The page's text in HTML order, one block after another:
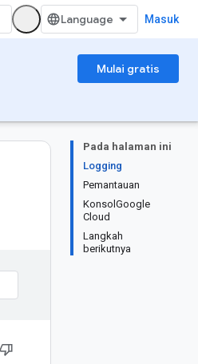
Masuk
Mulai gratis
Pada halaman ini
Logging
Pemantauan
KonsolGoogle
Cloud
Langkah
berikutnya